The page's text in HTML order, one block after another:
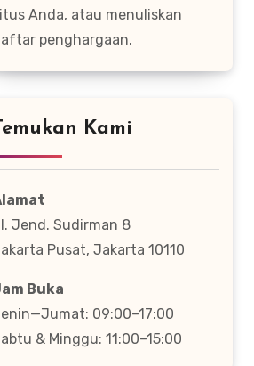
Anda, atau menuliskan
penghargaan.
Kami
Jend. Sudirman 8
Pusat, Jakarta 10110
Buka
09:00–17:00
& Minggu: 11:00–15:00